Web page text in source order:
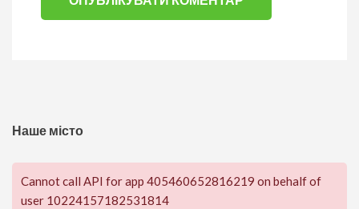
Наше місто
Cannot call API for app 405460652816219 on behalf of
user 10224157182531814